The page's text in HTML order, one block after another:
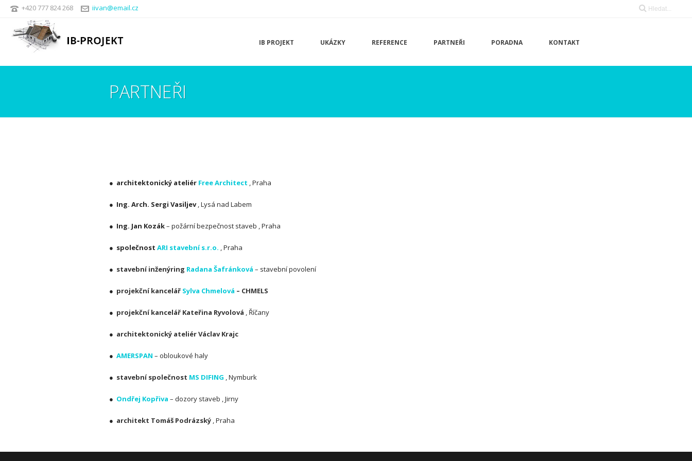
+420 777 824 268 iivan@email.cz
IB PROJEKT UKÁZKY REFERENCE PARTNEŘI PORADNA KONTAKT
PARTNEŘI
● architektonický ateliér Free Architect , Praha
● Ing. Arch. Sergi Vasiljev, Lysá nad Labem
● Ing. Jan Kozák– požární bezpečnost staveb , Praha
● společnost ARI stavební s.r.o. , Praha
● stavební inženýring Radana Šafránková – stavební povolení
● projekční kancelář Sylva Chmelová – CHMELS
● projekční kancelář Kateřina Ryvolová , Říčany
● architektonický ateliér Václav Krajc
● AMERSPAN – obloukové haly
● stavební společnost MS DIFING , Nymburk
● Ondřej Kopřiva – dozory staveb , Jirny
● architekt Tomáš Podrázský , Praha